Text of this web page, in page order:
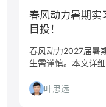
春风动力暑期实
目投！
春风动力2027届暑
生需谨慎。本文详
叶思远